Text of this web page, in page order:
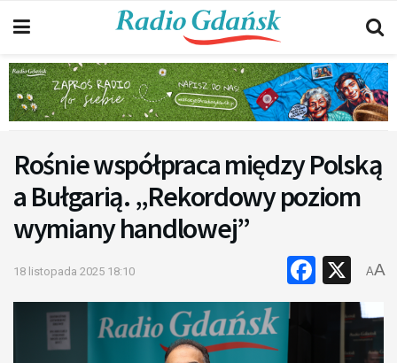
Rośnie współpraca między Polską
a Bułgarią. „Rekordowy poziom
wymiany handlowej”
18 listopada 2025 18:10 X
AA